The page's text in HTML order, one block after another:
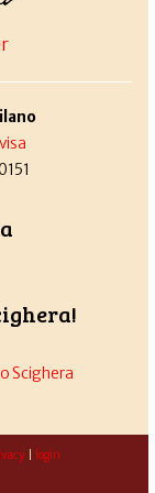
Scighera
| login